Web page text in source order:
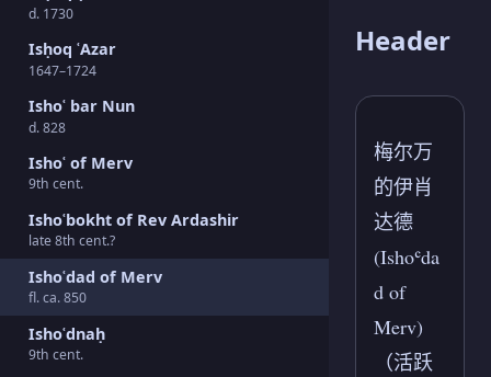
d. 1730
Isḥoq ʿAzar
1647–1724
Ishoʿ bar Nun
d. 828
Ishoʿ of Merv
9th cent.
Ishoʿbokht of Rev Ardashir
late 8th cent.?
Ishoʿdad of Merv
fl. ca. 850
Ishoʿdnaḥ
9th cent.
Header
梅尔万
的伊肖
达德
(Ishoʿda
d of
Merv)
（活跃